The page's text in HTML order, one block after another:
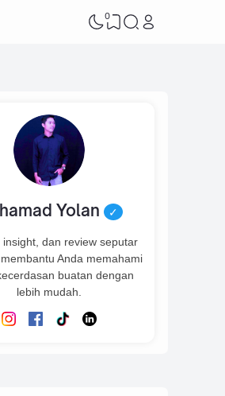
0
Yolan ✓
insight, dan review seputar
Anda memahami
buatan dengan
lebih mudah.